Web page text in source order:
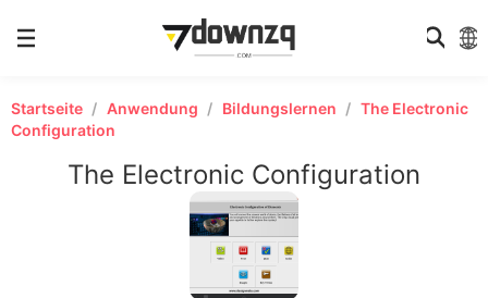
Startseite Anwendung Bildungslernen
The Electronic
Configuration
The Electronic Configuration